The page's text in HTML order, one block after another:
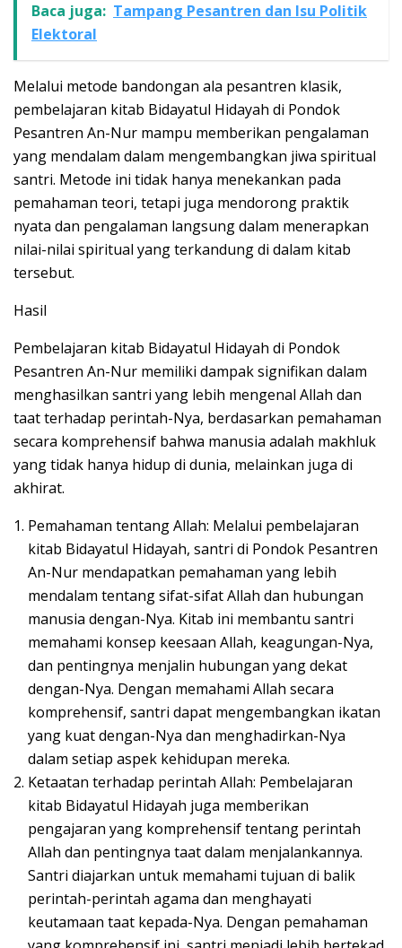
Baca juga: Tampang Pesantren dan Isu Politik
Elektoral
Melalui metode bandongan ala pesantren klasik,
pembelajaran kitab Bidayatul Hidayah di Pondok
Pesantren An-Nur mampu memberikan pengalaman
yang mendalam dalam mengembangkan jiwa spiritual
santri. Metode ini tidak hanya menekankan pada
pemahaman teori, tetapi juga mendorong praktik
nyata dan pengalaman langsung dalam menerapkan
nilai-nilai spiritual yang terkandung di dalam kitab
tersebut.
Hasil
Pembelajaran kitab Bidayatul Hidayah di Pondok
Pesantren An-Nur memiliki dampak signifikan dalam
menghasilkan santri yang lebih mengenal Allah dan
taat terhadap perintah-Nya, berdasarkan pemahaman
secara komprehensif bahwa manusia adalah makhluk
yang tidak hanya hidup di dunia, melainkan juga di
akhirat.
Pemahaman tentang Allah: Melalui pembelajaran
kitab Bidayatul Hidayah, santri di Pondok Pesantren
An-Nur mendapatkan pemahaman yang lebih
mendalam tentang sifat-sifat Allah dan hubungan
manusia dengan-Nya. Kitab ini membantu santri
memahami konsep keesaan Allah, keagungan-Nya,
dan pentingnya menjalin hubungan yang dekat
dengan-Nya. Dengan memahami Allah secara
komprehensif, santri dapat mengembangkan ikatan
yang kuat dengan-Nya dan menghadirkan-Nya
dalam setiap aspek kehidupan mereka.
Ketaatan terhadap perintah Allah: Pembelajaran
kitab Bidayatul Hidayah juga memberikan
pengajaran yang komprehensif tentang perintah
Allah dan pentingnya taat dalam menjalankannya.
Santri diajarkan untuk memahami tujuan di balik
perintah-perintah agama dan menghayati
keutamaan taat kepada-Nya. Dengan pemahaman